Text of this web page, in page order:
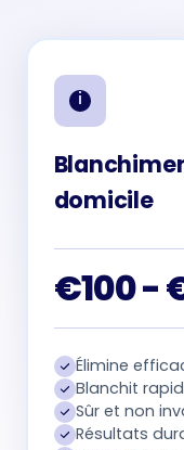
domicile
€100 -
Élimine
Blanchit
Sûr et non
Résultats